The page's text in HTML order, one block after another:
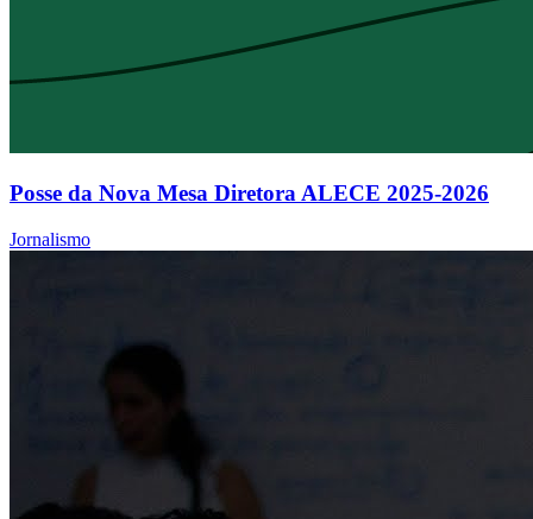
Posse da Nova Mesa Diretora ALECE 2025-2026
Jornalismo